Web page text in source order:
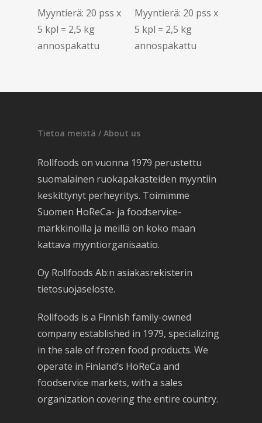
Myyntierä: 20 pss x
5 kpl = 2,5 kg
annospakattu
Myyntierä: 20 pss x
5 kpl = 2,5 kg
annospakattu
Tietoa meistä / About us
Rollfoods on vuonna 1979 perustettu
suomalainen ruokapakasteiden myyntiin
keskittynyt perheyritys. Toimimme
Suomen HoReCa- ja foodservice-
markkinoilla ja meillä on koko maan
kattava myyntiorganisaatio.
Oy Rollfoods Ab:n asiakasrekisterin
tietosuojaseloste.
Rollfoods is a Finnish family-owned
company established in 1979, specializing
in the sale of frozen food products. We
operate in Finland’s HoReCa and
foodservice markets, with a sales
organization covering the entire country.